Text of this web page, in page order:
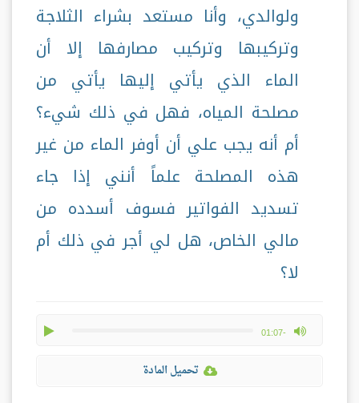
ولوالدي، وأنا مستعد بشراء الثلاجة
وتركيبها وتركيب مصارفها إلا أن
الماء الذي يأتي إليها يأتي من
مصلحة المياه، فهل في ذلك شيء؟
أم أنه يجب علي أن أوفر الماء من غير
هذه المصلحة علماً أنني إذا جاء
تسديد الفواتير فسوف أسدده من
مالي الخاص، هل لي أجر في ذلك أم
لا؟
-01:07
max volume
تحميل المادة